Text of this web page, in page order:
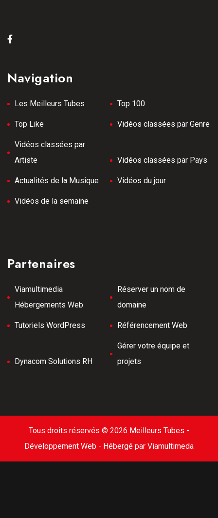
Navigation
Les Meilleurs Tubes Top 100
Top Like Vidéos classées par Genre
Vidéos classées par
Artiste
Vidéos classées par Pays
Actualités de la Musique Vidéos du jour
Vidéos de la semaine
Partenaires
Viamultimedia
Hébergements Web
Réserver un nom de
domaine
Tutoriels WordPress Référencement Web
Dynacom Solutions RH
Gérer votre équipe et
projets
Tous droits réservés © 2026 Meilleurs Tubes -
Développement Web - Hébergé par Viamultimeda